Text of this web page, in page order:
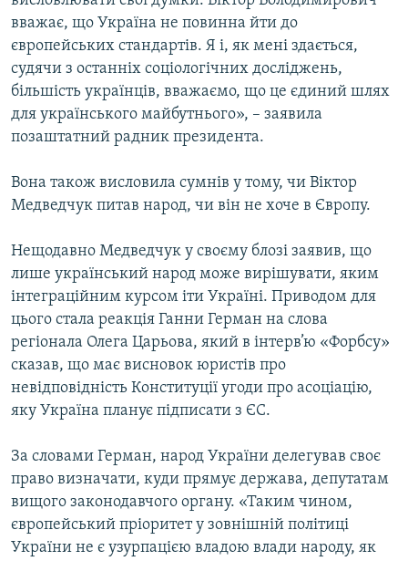
вважає, що Україна не повинна йти до
європейських стандартів. Я і, як мені здається,
судячи з останніх соціологічних досліджень,
більшість українців, вважаємо, що це єдиний шлях
для українського майбутнього», – заявила
позаштатний радник президента.
Вона також висловила сумнів у тому, чи Віктор
Медведчук питав народ, чи він не хоче в Європу.
Нещодавно Медведчук у своєму блозі заявив, що
лише український народ може вирішувати, яким
інтеграційним курсом іти Україні. Приводом для
цього стала реакція Ганни Герман на слова
регіонала Олега Царьова, який в інтерв’ю «Форбсу»
сказав, що має висновок юристів про
невідповідність Конституції угоди про асоціацію,
яку Україна планує підписати з ЄС.
За словами Герман, народ України делегував своє
право визначати, куди прямує держава, депутатам
вищого законодавчого органу. «Таким чином,
європейський пріоритет у зовнішній політиці
України не є узурпацією владою влади народу, як